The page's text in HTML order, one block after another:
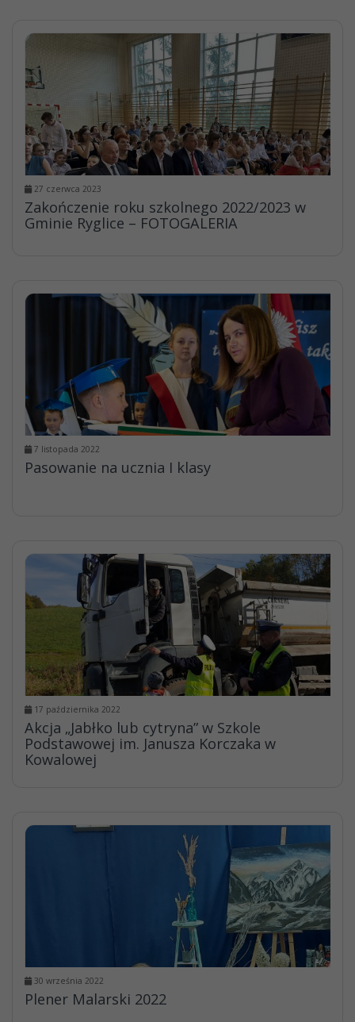
27 czerwca 2023
Zakończenie roku szkolnego 2022/2023 w
Gminie Ryglice – FOTOGALERIA
7 listopada 2022
Pasowanie na ucznia I klasy
17 października 2022
Akcja „Jabłko lub cytryna” w Szkole
Podstawowej im. Janusza Korczaka w
Kowalowej
30 września 2022
Plener Malarski 2022